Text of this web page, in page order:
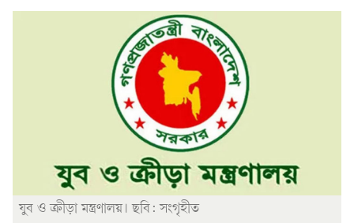
যুব ও ক্রীড়া মন্ত্রণালয়। ছবি: সংগৃহীত